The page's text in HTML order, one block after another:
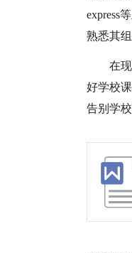
express
熟悉其
在
好学校
告别学